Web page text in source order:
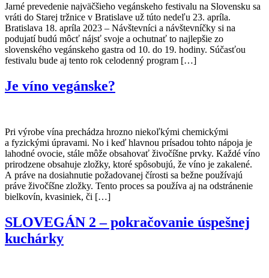
Jarné prevedenie najväčšieho vegánskeho festivalu na Slovensku sa
vráti do Starej tržnice v Bratislave už túto nedeľu 23. apríla.
Bratislava 18. apríla 2023 – Návštevníci a návštevníčky si na
podujatí budú môcť nájsť svoje a ochutnať to najlepšie zo
slovenského vegánskeho gastra od 10. do 19. hodiny. Súčasťou
festivalu bude aj tento rok celodenný program […]
Je víno vegánske?
Pri výrobe vína prechádza hrozno niekoľkými chemickými
a fyzickými úpravami. No i keď hlavnou prísadou tohto nápoja je
lahodné ovocie, stále môže obsahovať živočíšne prvky. Každé víno
prirodzene obsahuje zložky, ktoré spôsobujú, že víno je zakalené.
A práve na dosiahnutie požadovanej čírosti sa bežne používajú
práve živočíšne zložky. Tento proces sa používa aj na odstránenie
bielkovín, kvasiniek, či […]
SLOVEGÁN 2 – pokračovanie úspešnej
kuchárky